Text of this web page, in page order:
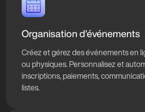
Organisation d’événements
Créez et gérez des événements en
ou physiques. Personnalisez et
inscriptions, paiements,
listes.